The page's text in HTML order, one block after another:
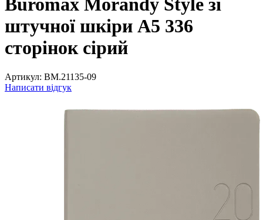
Buromax Morandy Style зі
штучної шкіри А5 336
сторінок сірий
Артикул: BM.21135-09
Написати відгук